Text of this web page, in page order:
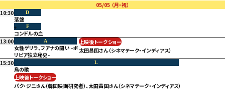
05/05 （月・祝）
10:30
D
落盤
F
コンドルの血
13:00
A
女性ゲリラ、フアナの闘い -ボ
リビア独立秘史-
上映後トークショー
太田昌国さん（シネマテーク・インディアス）
15:30
L
鳥の歌
上映後トークショー
パク・ジニさん（韓国映画研究者）、太田昌国さん（シネマテーク・インディアス）